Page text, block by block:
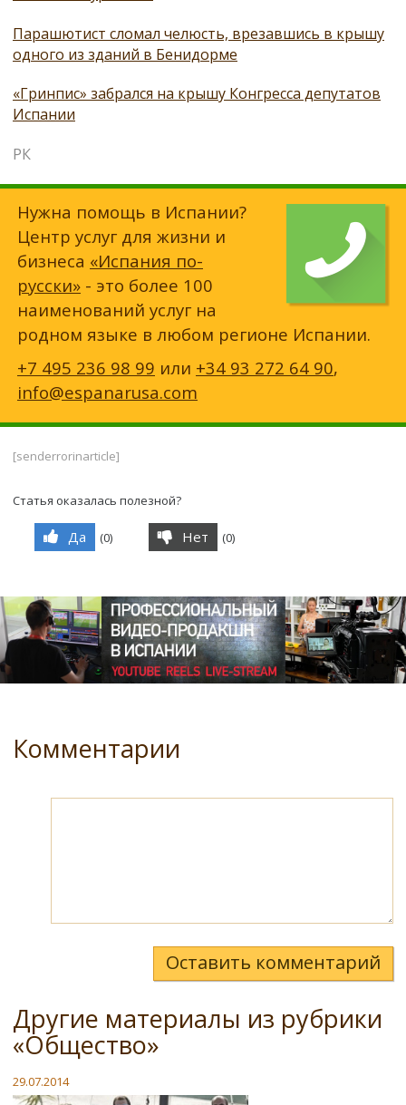
Парашютист сломал челюсть, врезавшись в крышу
одного из зданий в Бенидорме
«Гринпис» забрался на крышу Конгресса депутатов
Испании
РК
Нужна помощь в Испании?
Центр услуг для жизни и
бизнеса «Испания по-
русски» - это более 100
наименований услуг на
родном языке в любом регионе Испании.
+7 495 236 98 99 или +34 93 272 64 90,
info@espanarusa.com
[senderrorinarticle]
Статья оказалась полезной?
Да (0) Нет (0)
Комментарии
Оставить комментарий
Другие материалы из рубрики
«Общество»
29.07.2014